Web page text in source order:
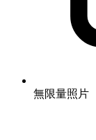
無限量照片